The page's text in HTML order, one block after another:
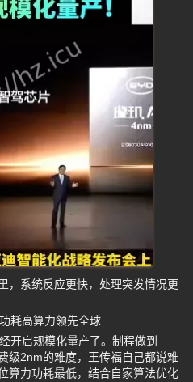
，系统反应更快，处理突发情况更
耗高算力领先全球
开启规模化量产了。制程做到
级2nm的难度，王传福自己都说难
算力功耗最低，结合自家算法优化